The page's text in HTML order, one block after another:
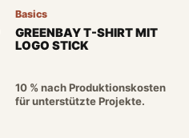
Basics
GREENBAY T-SHIRT MIT
LOGO STICK
10 % nach Produktionskosten
für unterstützte Projekte.